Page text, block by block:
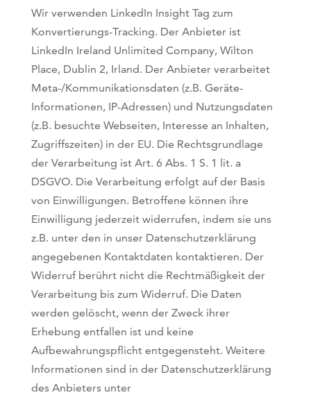
Wir verwenden LinkedIn Insight Tag zum
Konvertierungs-Tracking. Der Anbieter ist
LinkedIn Ireland Unlimited Company, Wilton
Place, Dublin 2, Irland. Der Anbieter verarbeitet
Meta-/Kommunikationsdaten (z.B. Geräte-
Informationen, IP-Adressen) und Nutzungsdaten
(z.B. besuchte Webseiten, Interesse an Inhalten,
Zugriffszeiten) in der EU. Die Rechtsgrundlage
der Verarbeitung ist Art. 6 Abs. 1 S. 1 lit. a
DSGVO. Die Verarbeitung erfolgt auf der Basis
von Einwilligungen. Betroffene können ihre
Einwilligung jederzeit widerrufen, indem sie uns
z.B. unter den in unser Datenschutzerklärung
angegebenen Kontaktdaten kontaktieren. Der
Widerruf berührt nicht die Rechtmäßigkeit der
Verarbeitung bis zum Widerruf. Die Daten
werden gelöscht, wenn der Zweck ihrer
Erhebung entfallen ist und keine
Aufbewahrungspflicht entgegensteht. Weitere
Informationen sind in der Datenschutzerklärung
des Anbieters unter